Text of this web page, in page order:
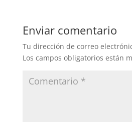
Enviar comentario
Tu dirección de correo
Los campos obligatorios están